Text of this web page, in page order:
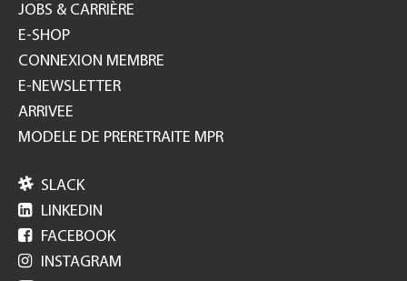
JOBS & CARRIÈRE
E-SHOP
CONNEXION MEMBRE
E-NEWSLETTER
ARRIVEE
MODELE DE PRERETRAITE MPR
 SLACK
 LINKEDIN
 FACEBOOK
 INSTAGRAM